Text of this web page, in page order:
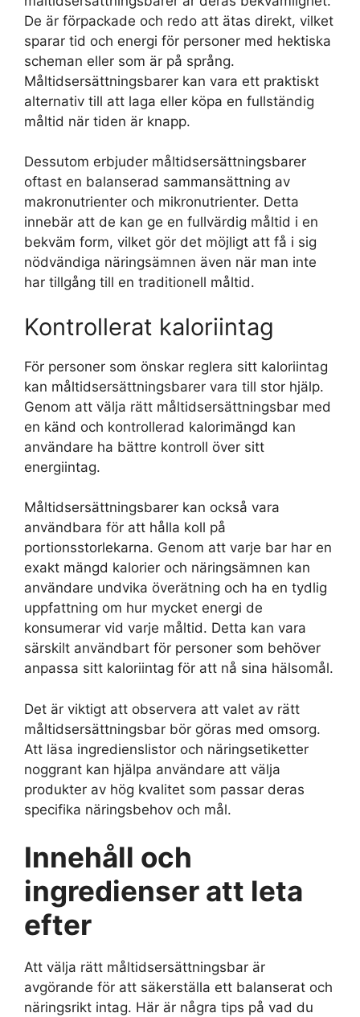
De är förpackade och redo att ätas direkt, vilket
sparar tid och energi för personer med hektiska
scheman eller som är på språng.
Måltidsersättningsbarer kan vara ett praktiskt
alternativ till att laga eller köpa en fullständig
måltid när tiden är knapp.
Dessutom erbjuder måltidsersättningsbarer
oftast en balanserad sammansättning av
makronutrienter och mikronutrienter. Detta
innebär att de kan ge en fullvärdig måltid i en
bekväm form, vilket gör det möjligt att få i sig
nödvändiga näringsämnen även när man inte
har tillgång till en traditionell måltid.
Kontrollerat kaloriintag
För personer som önskar reglera sitt kaloriintag
kan måltidsersättningsbarer vara till stor hjälp.
Genom att välja rätt måltidsersättningsbar med
en känd och kontrollerad kalorimängd kan
användare ha bättre kontroll över sitt
energiintag.
Måltidsersättningsbarer kan också vara
användbara för att hålla koll på
portionsstorlekarna. Genom att varje bar har en
exakt mängd kalorier och näringsämnen kan
användare undvika överätning och ha en tydlig
uppfattning om hur mycket energi de
konsumerar vid varje måltid. Detta kan vara
särskilt användbart för personer som behöver
anpassa sitt kaloriintag för att nå sina hälsomål.
Det är viktigt att observera att valet av rätt
måltidsersättningsbar bör göras med omsorg.
Att läsa ingredienslistor och näringsetiketter
noggrant kan hjälpa användare att välja
produkter av hög kvalitet som passar deras
specifika näringsbehov och mål.
Innehåll och
ingredienser att leta
efter
Att välja rätt måltidsersättningsbar är
avgörande för att säkerställa ett balanserat och
näringsrikt intag. Här är några tips på vad du